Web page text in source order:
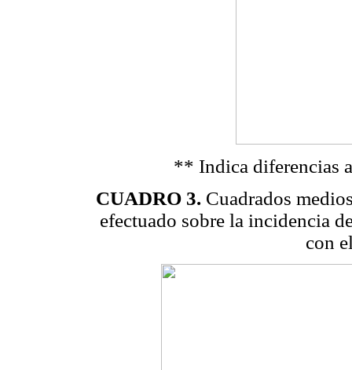
** Indica diferencias
CUADRO 3. Cuadrados
efectuado sobre la incidencia
con